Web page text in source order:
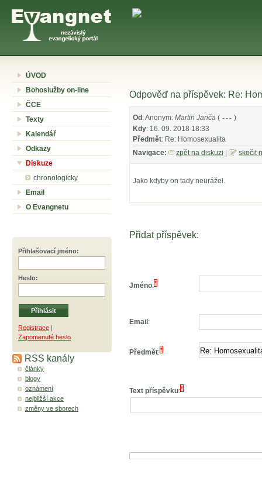
ÚVOD
Bohoslužby on-line
ČCE
Texty
Kalendář
Odkazy
Diskuze
chronologicky
Email
O Evangnetu
Přihlašovací jméno:
Heslo:
Registrace |
Zapomenuté heslo
RSS kanály
články
blogy
oznámení
nejbližší akce
změny ve sborech
Odpověď na příspěvek: Re:
Od : Anonym: Martin Janča ( --- )
Kdy: 16. 09. 2018 18:33
Předmět: Re: Homosexualita
Navigace:
zpět na diskuzi skočit
Jako kdyby on tady neurážel.
Přidat příspěvek:
Jméno:*
Email :
Předmět:*
Text příspěvku:*